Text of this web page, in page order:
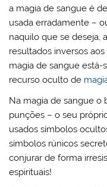
a magia de sangue é
usada erradamente –
naquilo que se deseja,
resultados inversos
magia de sangue está-
recurso oculto de
Na magia de sangue o
punções – o seu
usados símbolos
símbolos rúnicos
conjurar de forma
espirituais!